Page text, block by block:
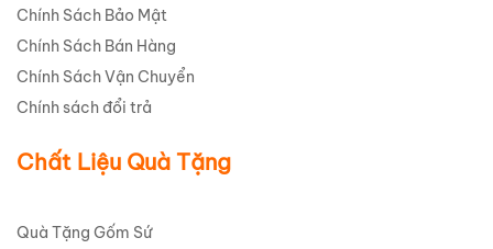
Chính Sách Bảo Mật
Chính Sách Bán Hàng
Chính Sách Vận Chuyển
Chính sách đổi trả
Chất Liệu Quà Tặng
Quà Tặng Gốm Sứ